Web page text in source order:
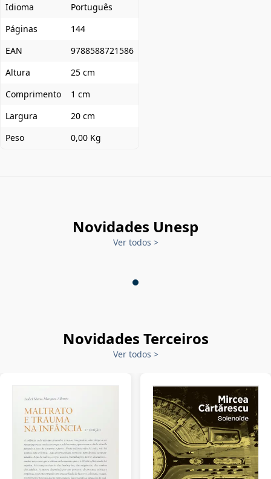
Idioma
Português
Páginas
144
EAN
9788588721586
Altura
25 cm
Comprimento
1 cm
Largura
20 cm
Peso
0,00 Kg
Novidades Unesp
Ver todos >
Novidades Terceiros
Ver todos >